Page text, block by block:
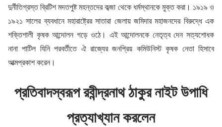
দুর্নীতিগ্রস্ত ব্রিটিশ মদতপুষ্ট মহন্তদের কব্জা থেকে ধর্মস্থানকে মুক্ত করা। ১৯১৯ ও
১৯২১ সালের ব্যবধানে মহারাষ্ট্রের সাতারা জেলায় জমিদার মহাজনদের বিরুদ্ধে এক
শক্তিশালী কৃষক আন্দোলন গড়ে ওঠে। এই আন্দোলনকে নেতৃত্ব দেন সত্যশোধক
নানা পাটিল যিনি পরবর্তীতে ঐ রাজ্যের জনপ্রিয় কমিউনিস্ট কৃষক নেতা হিসাবে
আত্মপ্রকাশ করেন।
প্রতিবাদস্বরূপ রবীন্দ্রনাথ ঠাকুর নাইট উপাধি
প্রত্যাখ্যান করলেন